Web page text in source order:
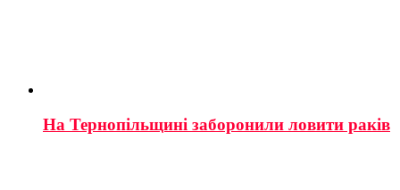
На Тернопільщині заборонили ловити раків